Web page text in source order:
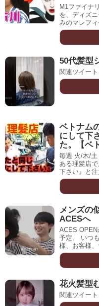
M1ファイナ
を、ディズ
みのマレフ
50代髪型
関連ツイート
ベトナム
にして下
た。【ベ
毎週 火/木/土
ある理髪店
下さい』と
メンズの
ACESへ
ACES OPEN
予定。 いつ
様、お客様
花火髪型
関連ツイート